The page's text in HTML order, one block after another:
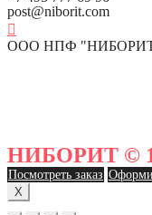
post@niborit.com
ООО НПФ "НИБОРИТ"
НИБОРИТ ©
Посмотреть заказ
X